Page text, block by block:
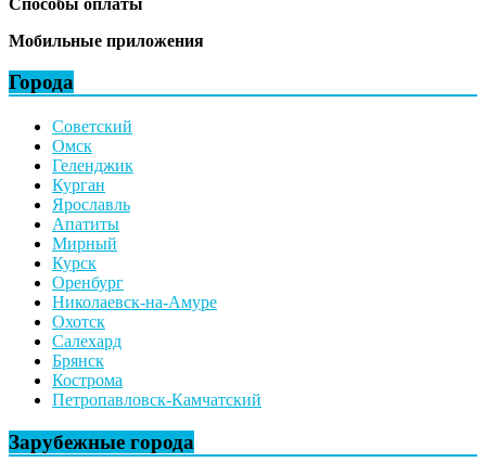
Мобильные приложения
Города
Советский
Омск
Геленджик
Курган
Ярославль
Апатиты
Мирный
Курск
Оренбург
Николаевск-на-Амуре
Охотск
Салехард
Брянск
Кострома
Петропавловск-Камчатский
Зарубежные города